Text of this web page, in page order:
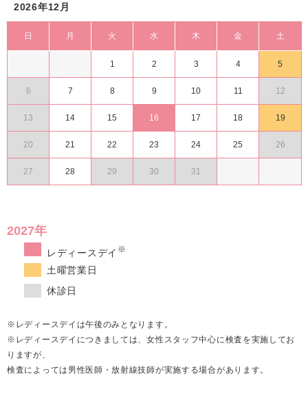
2026年12月
日 月 火 水 木 金 土
1 2 3 4 5
6 7 8 9 10 11 12
13 14 15 16 17 18 19
20 21 22 23 24 25 26
27 28 29 30 31
2027年
レディースデイ ※
土曜営業日
休診日
※レディースデイは午後のみとなります。
※レディースデイにつきましては、女性スタッフ中心に検査を実施してお
りますが、
検査によっては男性医師・放射線技師が実施する場合があります。